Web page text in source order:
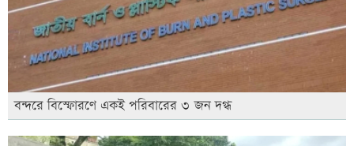
বন্দরে বিস্ফোরণে একই পরিবারের ৩ জন দগ্ধ